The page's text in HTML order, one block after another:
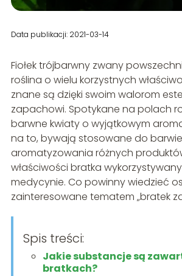
Data publikacji: 2021-03-14
Fiołek trójbarwny zwany
roślina o wielu korzystnych
znane są dzięki swoim walorom
zapachowi. Spotykane na polach
barwne kwiaty o wyjątkowym
na to, bywają stosowane do
aromatyzowania różnych
właściwości bratka
medycynie. Co powinny wiedzieć
zainteresowane tematem „bratek
Spis treści:
Jakie substancje są
bratkach?